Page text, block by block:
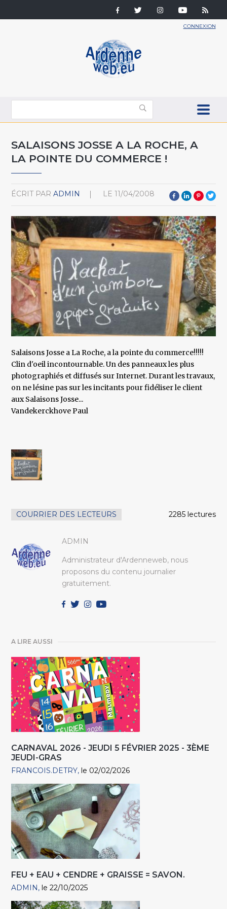
CONNEXION
SALAISONS JOSSE A LA ROCHE, A
LA POINTE DU COMMERCE !
ÉCRIT PAR ADMIN LE 11/04/2008
Salaisons Josse a La Roche, a la pointe du commerce!!!!!
Clin d'oeil incontournable. Un des panneaux les plus
photographiés et diffusés sur Internet. Durant les travaux,
on ne lésine pas sur les incitants pour fidéliser le client
aux Salaisons Josse...
Vandekerckhove Paul
COURRIER DES LECTEURS 2285 lectures
ADMIN
Administrateur d'Ardenneweb, nous
proposons du contenu journalier
gratuitement.
A LIRE AUSSI
CARNAVAL 2026 - JEUDI 5 FÉVRIER 2025 - 3ÈME
JEUDI-GRAS
FRANCOIS.DETRY le 02/02/2026
FEU + EAU + CENDRE + GRAISSE = SAVON.
ADMIN le 22/10/2025